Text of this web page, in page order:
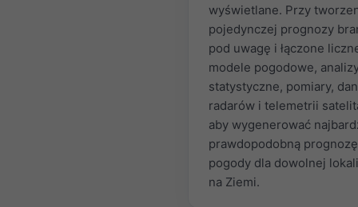
wyświetlane. Przy
pojedynczej prognozy
pod uwagę i łączone
modele pogodowe,
statystyczne, pomiary,
radarów i telemetrii
aby wygenerować
prawdopodobną prognozę
pogody dla dowolnej
na Ziemi.